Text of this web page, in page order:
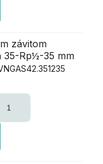
závitom
35-Rp½-35 mm